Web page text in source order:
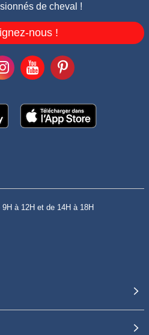
de cheval !
nous !
à 12H et de 14H à 18H